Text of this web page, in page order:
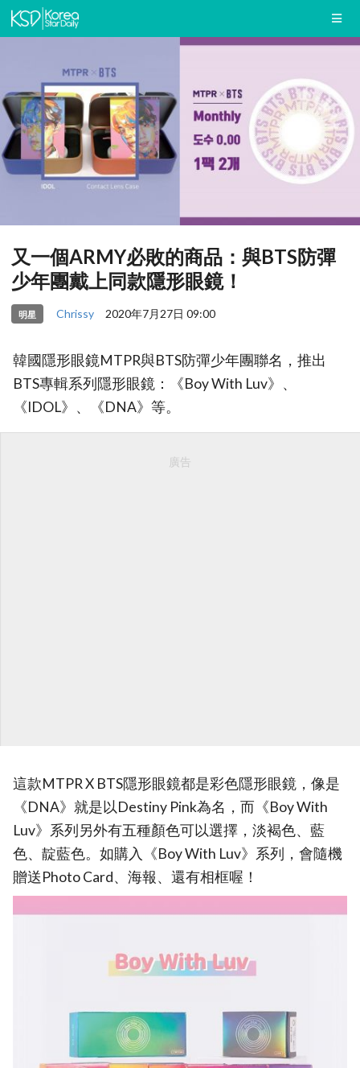
又一個ARMY必敗的商品：與BTS防彈
少年團戴上同款隱形眼鏡！
明星 Chrissy 2020年7月27日 09:00
韓國隱形眼鏡MTPR與BTS防彈少年團聯名，推出
BTS專輯系列隱形眼鏡：《Boy With Luv》、
《IDOL》、《DNA》等。
廣告
這款MTPR X BTS隱形眼鏡都是彩色隱形眼鏡，像是
《DNA》就是以Destiny Pink為名，而《Boy With
Luv》系列另外有五種顏色可以選擇，淡褐色、藍
色、靛藍色。如購入《Boy With Luv》系列，會隨機
贈送Photo Card、海報、還有相框喔！